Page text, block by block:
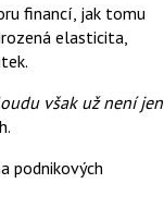
financí, jak tomu
elasticita,
však už není jen
podnikových